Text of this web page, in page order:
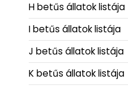
H betűs állatok listája
I betűs állatok listája
J betűs állatok listája
K betűs állatok listája